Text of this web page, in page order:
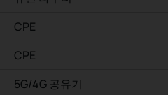
CPE
CPE
5G/4G 공유기